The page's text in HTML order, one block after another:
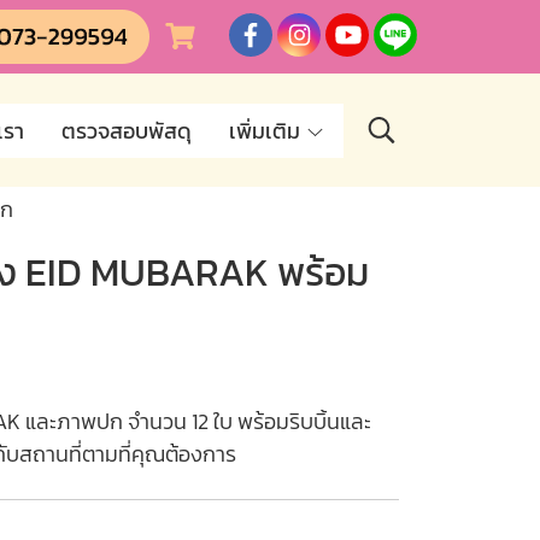
า ตรวจสอบพัสดุ เพิ่มเติม
MUBARAK พร้อม
และภาพปก จำนวน 12 ใบ พร้อมริบบิ้นและ
บสถานที่ตามที่คุณต้องการ